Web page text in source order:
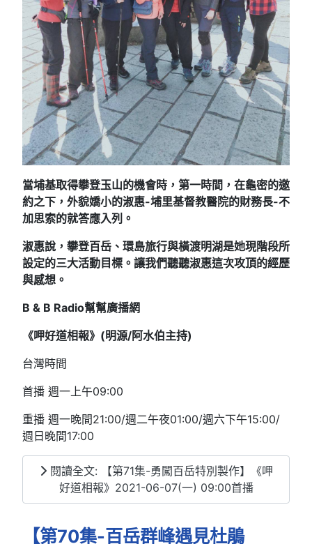
當埔基取得攀登玉山的機會時，第一時間，在龜密的邀
約之下，外貌嬌小的淑惠-埔里基督教醫院的財務長-不
加思索的就答應入列。
淑惠說，攀登百岳、環島旅行與橫渡明湖是她現階段所
設定的三大活動目標。讓我們聽聽淑惠這次攻頂的經歷
與感想。
B & B Radio幫幫廣播網
《呷好道相報》(明源/阿水伯主持)
台灣時間
首播 週一上午09:00
重播 週一晚間21:00/週二午夜01:00/週六下午15:00/
週日晚間17:00
閱讀全文: 【第71集-勇闖百岳特別製作】《呷
好道相報》2021-06-07(一) 09:00首播
【第70集-百岳群峰遇見杜鵑